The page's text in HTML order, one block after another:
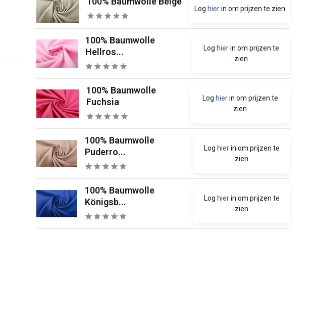
Log hierin om prijzen te zien
100% Baumwolle
Hellros...
Log hierin om prijzen te
zien
100% Baumwolle
Fuchsia
Log hierin om prijzen te
zien
100% Baumwolle
Puderro...
Log hierin om prijzen te
zien
100% Baumwolle
Königsb...
Log hierin om prijzen te
zien